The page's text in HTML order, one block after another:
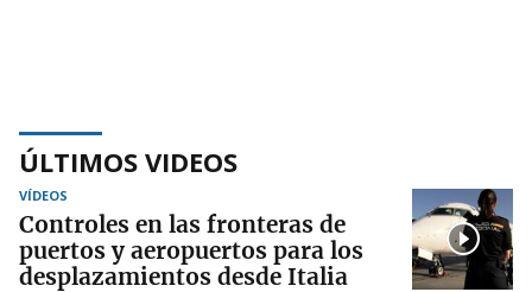
ÚLTIMOS VIDEOS
VÍDEOS
Controles en las fronteras de
puertos y aeropuertos para los
desplazamientos desde Italia